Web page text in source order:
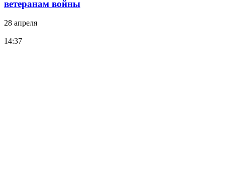
ветеранам войны
28 апреля
14:37